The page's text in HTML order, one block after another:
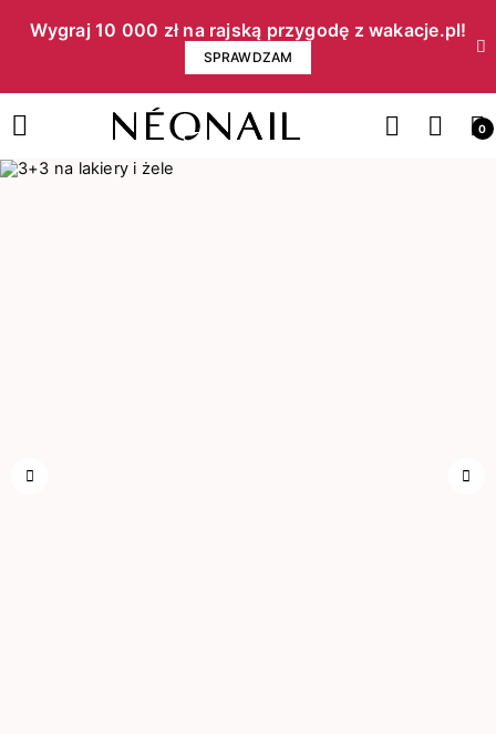
Wygraj 10 000 zł na rajską przygodę z wakacje.pl!​
SPRAWDZAM
0